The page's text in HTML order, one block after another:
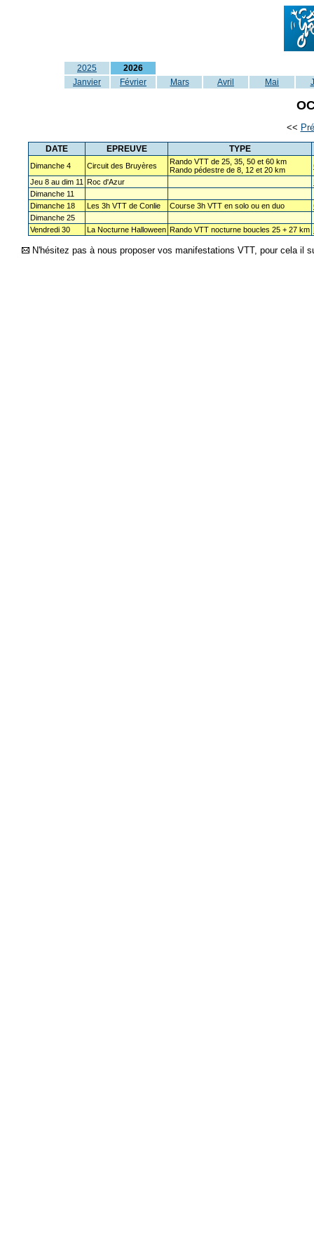
2025
2026
Janvier
Février Mars Avril Mai
<<
DATE EPREUVE TYPE
Dimanche 4 Circuit des Bruyères
Rando VTT de 25, 35, 50 et 60 km
Rando pédestre de 8, 12 et 20 km
Jeu 8 au dim 11 Roc d'Azur
Dimanche 11
Dimanche 18
Les 3h VTT de Conlie Course 3h VTT en solo ou en duo
Dimanche 25
Vendredi 30
La Nocturne Halloween Rando VTT nocturne boucles 25 + 27 km
N'hésitez pas à nous proposer vos manifestations VTT, pour cela il